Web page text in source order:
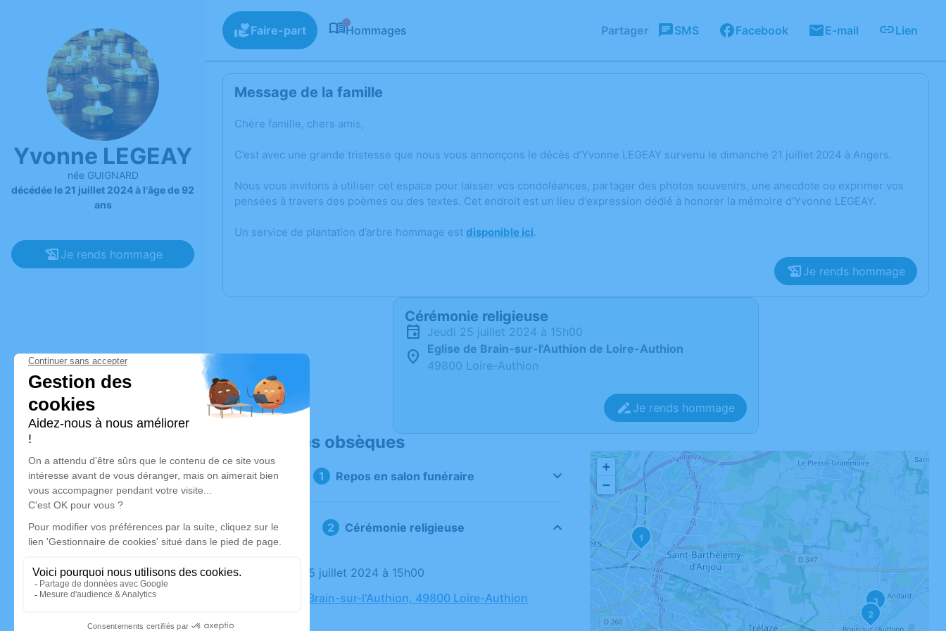
Yvonne LEGEAY
née GUIGNARD
décédée le 21 juillet 2024 à l'âge de 92
ans
Je rends hommage
Faire-part Hommages Partager SMS Facebook E-mail Lien
Message de la famille
Chère famille, chers amis,
C’est avec une grande tristesse que nous vous annonçons le décès d’Yvonne LEGEAY survenu le dimanche 21 juillet 2024 à Angers.
Nous vous invitons à utiliser cet espace pour laisser vos condoléances, partager des photos souvenirs, une anecdote ou exprimer vos
pensées à travers des poèmes ou des textes. Cet endroit est un lieu d'expression dédié à honorer la mémoire d’Yvonne LEGEAY.
Un service de plantation d’arbre hommage est disponible ici.
Je rends hommage
Cérémonie religieuse
jeudi 25 juillet 2024 à 15h00
Eglise de Brain-sur-l'Authion de Loire-Authion
49800 Loire-Authion
Je rends hommage
Déroulé des obsèques
Repos en salon funéraire
Cérémonie religieuse
Le jeudi 25 juillet 2024 à 15h00
Eglise de Brain-sur-l'Authion, 49800 Loire-Authion
1
2
3
+
−